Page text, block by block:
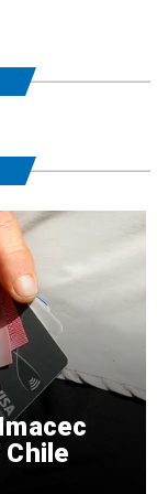
Chile